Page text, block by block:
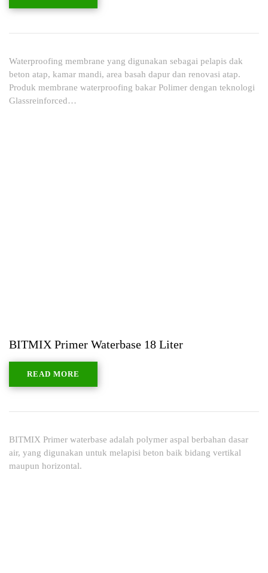
Waterproofing membrane yang digunakan sebagai pelapis dak
beton atap, kamar mandi, area basah dapur dan renovasi atap.
Produk membrane waterproofing bakar Polimer dengan teknologi
Glassreinforced…
BITMIX Primer Waterbase 18 Liter
READ MORE
BITMIX Primer waterbase adalah polymer aspal berbahan dasar
air, yang digunakan untuk melapisi beton baik bidang vertikal
maupun horizontal.